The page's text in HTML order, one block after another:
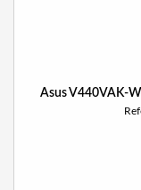
Asus V440VAK-